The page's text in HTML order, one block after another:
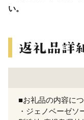
い。
■お礼品の内容に
・ジェノベーゼソ